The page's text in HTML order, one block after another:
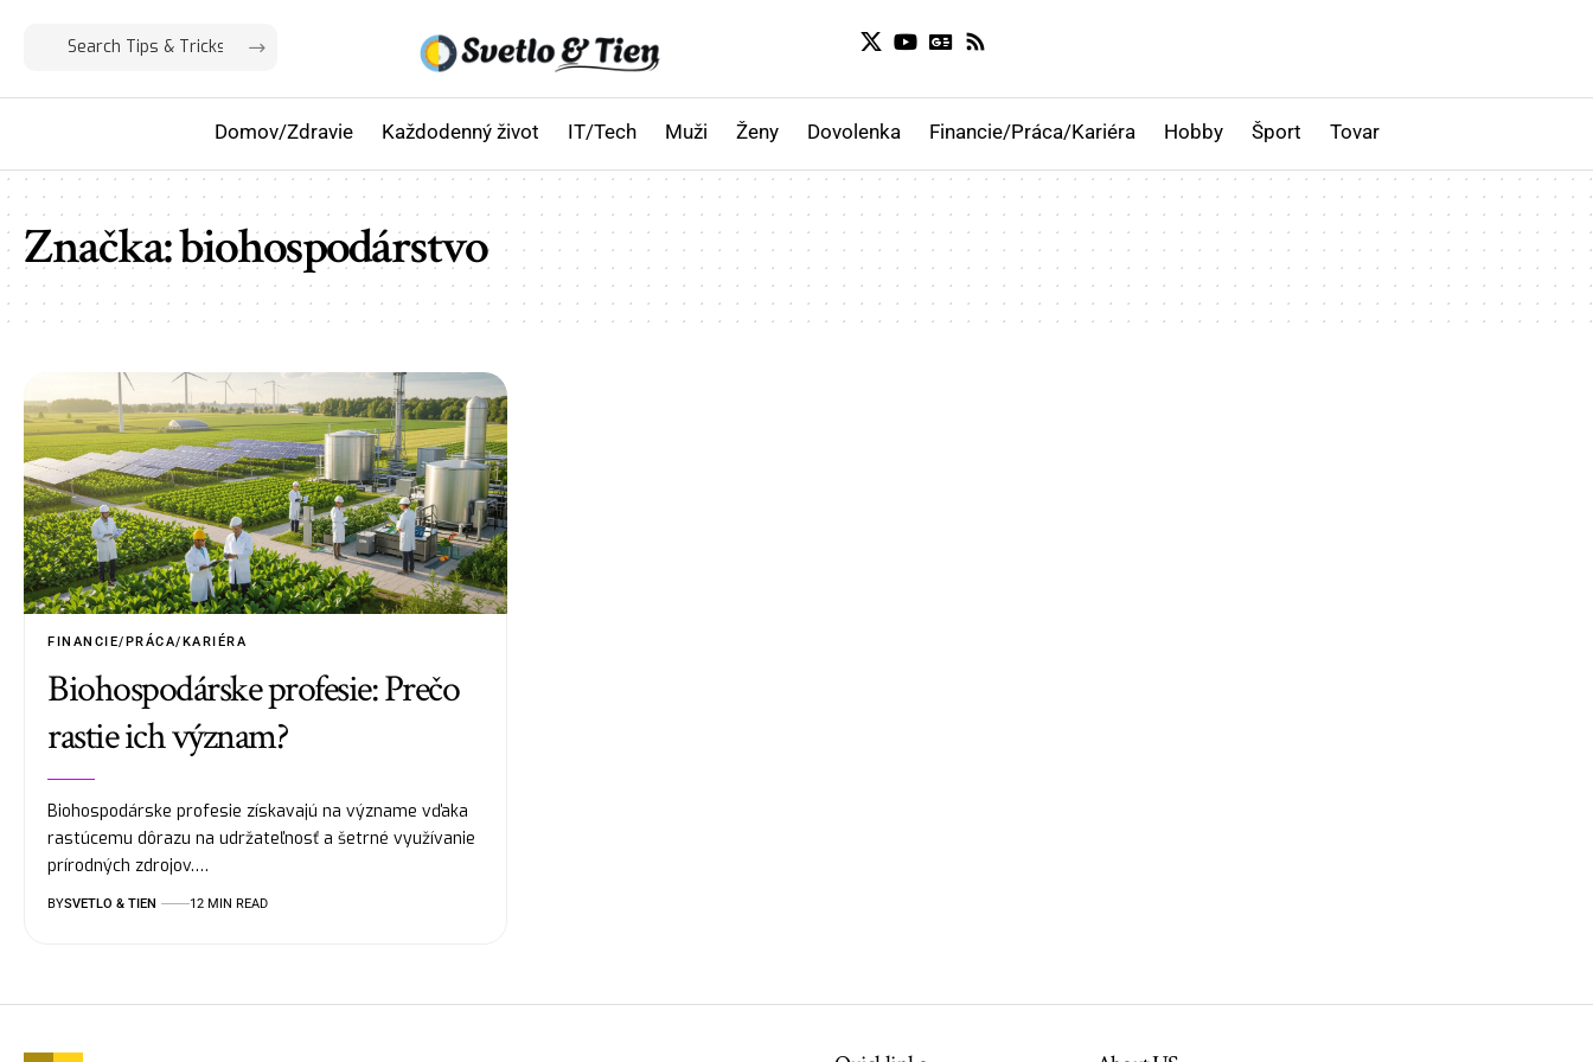
Domov/Zdravie Každodenný život IT/Tech Muži Ženy Dovolenka Financie/Práca/Kariéra Hobby Šport Tovar
Značka:biohospodárstvo
FINANCIE/PRÁCA/KARIÉRA
Biohospodárske profesie: Prečo
rastie ich význam?
Biohospodárske profesie získavajú na význame vďaka
rastúcemu dôrazu na udržateľnosť a šetrné využívanie
prírodných zdrojov.…
BYSVETLO & TIEN 12 MIN READ